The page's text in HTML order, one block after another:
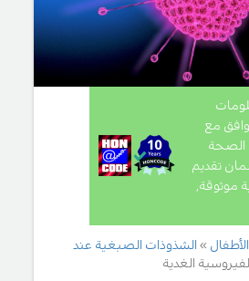
مع
الصحة
تقديم
موثوقة,
الشذوذات الصبغية عند
الغدية